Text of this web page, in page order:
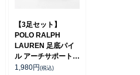
【3足セット】
POLO RALPH
LAUREN 足底パイ
ル アーチサポート
ワンポイント スニー
1,980円(税込)